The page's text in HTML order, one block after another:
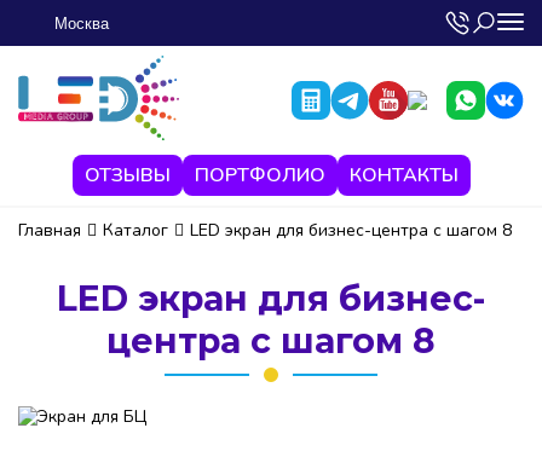
Москва
ОТЗЫВЫ ПОРТФОЛИО КОНТАКТЫ
Главная Каталог LED экран для бизнес-центра с шагом 8
LED экран для бизнес-
центра с шагом 8